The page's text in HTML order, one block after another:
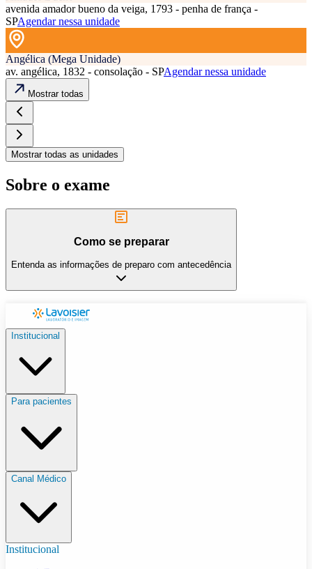
avenida amador bueno da veiga, 1793 - penha de frança -
SPAgendar nessa unidade
Angélica (Mega Unidade)
av. angélica, 1832 - consolação - SPAgendar nessa unidade
Mostrar todas
Mostrar todas as unidades
Sobre o exame
Como se preparar
Entenda as informações de preparo com antecedência
Institucional
Para pacientes
Canal Médico
Institucional